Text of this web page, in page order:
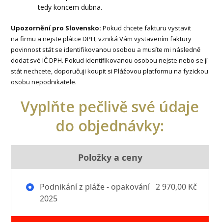
tedy koncem dubna.
Upozornění pro Slovensko: Pokud chcete fakturu vystavit
na firmu a nejste plátce DPH, vzniká Vám vystavením faktury
povinnost stát se identifikovanou osobou a musíte mi následně
dodat své IČ DPH. Pokud identifikovanou osobou nejste nebo se jí
stát nechcete, doporučuji koupit si Plážovou platformu na fyzickou
osobu nepodnikatele.
Vyplňte pečlivě své údaje
do objednávky:
Položky a ceny
Podnikání z pláže - opakování
2025
2 970,00 Kč